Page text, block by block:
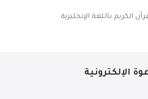
الكريم باللغة الإنجليزية
الإلكترونية